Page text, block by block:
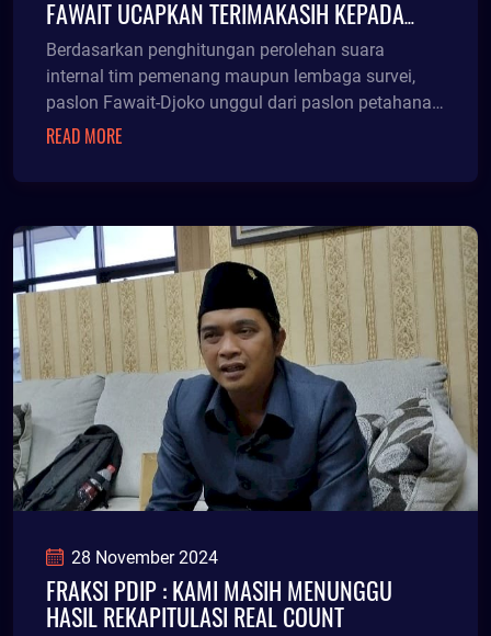
FAWAIT UCAPKAN TERIMAKASIH KEPADA
MASYARAKAT
Berdasarkan penghitungan perolehan suara
internal tim pemenang maupun lembaga survei,
paslon Fawait-Djoko unggul dari paslon petahana
Hendy-Firjaun
READ MORE
28 November 2024
FRAKSI PDIP : KAMI MASIH MENUNGGU
HASIL REKAPITULASI REAL COUNT